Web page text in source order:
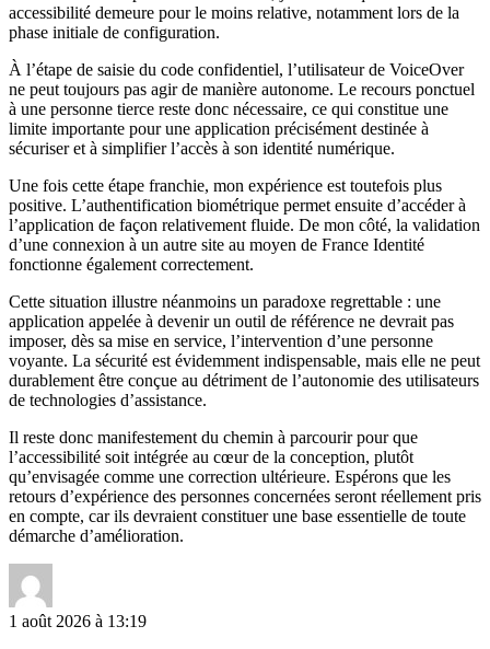
accessibilité demeure pour le moins relative, notamment lors de la
phase initiale de configuration.
À l’étape de saisie du code confidentiel, l’utilisateur de VoiceOver
ne peut toujours pas agir de manière autonome. Le recours ponctuel
à une personne tierce reste donc nécessaire, ce qui constitue une
limite importante pour une application précisément destinée à
sécuriser et à simplifier l’accès à son identité numérique.
Une fois cette étape franchie, mon expérience est toutefois plus
positive. L’authentification biométrique permet ensuite d’accéder à
l’application de façon relativement fluide. De mon côté, la validation
d’une connexion à un autre site au moyen de France Identité
fonctionne également correctement.
Cette situation illustre néanmoins un paradoxe regrettable : une
application appelée à devenir un outil de référence ne devrait pas
imposer, dès sa mise en service, l’intervention d’une personne
voyante. La sécurité est évidemment indispensable, mais elle ne peut
durablement être conçue au détriment de l’autonomie des utilisateurs
de technologies d’assistance.
Il reste donc manifestement du chemin à parcourir pour que
l’accessibilité soit intégrée au cœur de la conception, plutôt
qu’envisagée comme une correction ultérieure. Espérons que les
retours d’expérience des personnes concernées seront réellement pris
en compte, car ils devraient constituer une base essentielle de toute
démarche d’amélioration.
1 août 2026 à 13:19